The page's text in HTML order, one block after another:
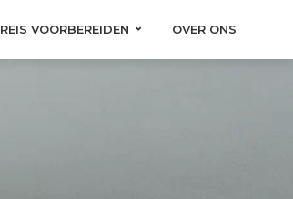
REIS VOORBEREIDEN OVER ONS